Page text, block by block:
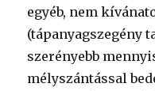
egyéb, nem
(tápanyagszegény
szerényebb
mélyszántással